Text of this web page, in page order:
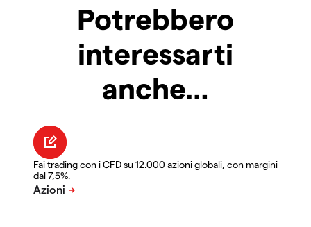
Potrebbero
interessarti
anche…
Fai trading con i CFD su 12.000 azioni globali, con margini
dal 7,5%.